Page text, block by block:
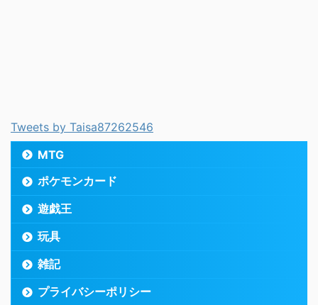
Tweets by Taisa87262546
MTG
ポケモンカード
遊戯王
玩具
雑記
プライバシーポリシー